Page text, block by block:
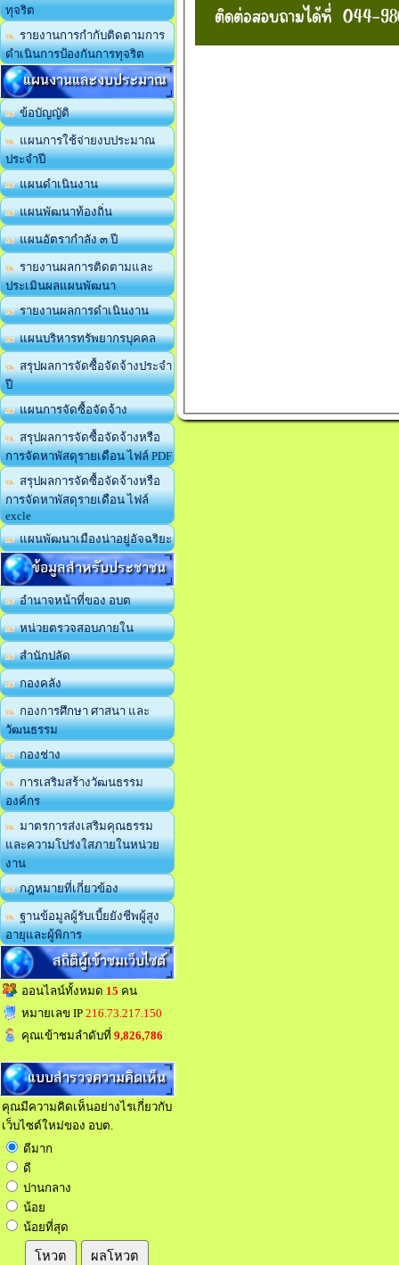
ทุจริต
รายงานการกำกับติดตามการ
ดำเนินการป้องกันการทุจริต
แผนงานและงบประมาณ
ข้อบัญญัติ
แผนการใช้จ่ายงบประมาณ
ประจำปี
แผนดำเนินงาน
แผนพัฒนาท้องถิ่น
แผนอัตรากำลัง ๓ ปี
รายงานผลการติดตามและ
ประเมินผลแผนพัฒนา
รายงานผลการดำเนินงาน
แผนบริหารทรัพยากรบุคคล
สรุปผลการจัดซื้อจัดจ้างประจำ
ปี
แผนการจัดซื้อจัดจ้าง
สรุปผลการจัดซื้อจัดจ้างหรือ
การจัดหาพัสดุรายเดือน ไฟล์ PDF
สรุปผลการจัดซื้อจัดจ้างหรือ
การจัดหาพัสดุรายเดือน ไฟล์
excle
แผนพัฒนาเมืองน่าอยู่อัจฉริยะ
ข้อมูลสำหรับประชาชน
อำนาจหน้าที่ของ อบต
หน่วยตรวจสอบภายใน
สำนักปลัด
กองคลัง
กองการศึกษา ศาสนา และ
วัฒนธรรม
กองช่าง
การเสริมสร้างวัฒนธรรม
องค์กร
มาตรการส่งเสริมคุณธรรม
และความโปร่งใสภายในหน่วย
งาน
กฎหมายที่เกี่ยวข้อง
ฐานข้อมูลผู้รับเบี้ยยังชีพผู้สูง
อายุและผู้พิการ
สถิติผู้เข้าชมเว็บไซต์
ออนไลน์ทั้งหมด 15 คน
หมายเลข IP 216.73.217.150
คุณเข้าชมลำดับที่ 9,826,786
แบบสำรวจความคิดเห็น
คุณมีความคิดเห็นอย่างไรเกี่ยวกับ
เว็บไซต์ใหม่ของ อบต.
ดีมาก
ดี
ปานกลาง
น้อย
น้อยที่สุด
โหวต ผลโหวต